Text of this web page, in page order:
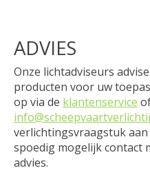
ADVIES
Onze lichtadviseurs
producten voor uw
op via de klantenservice
verlichtingsvraagstuk
spoedig mogelijk contact
advies.